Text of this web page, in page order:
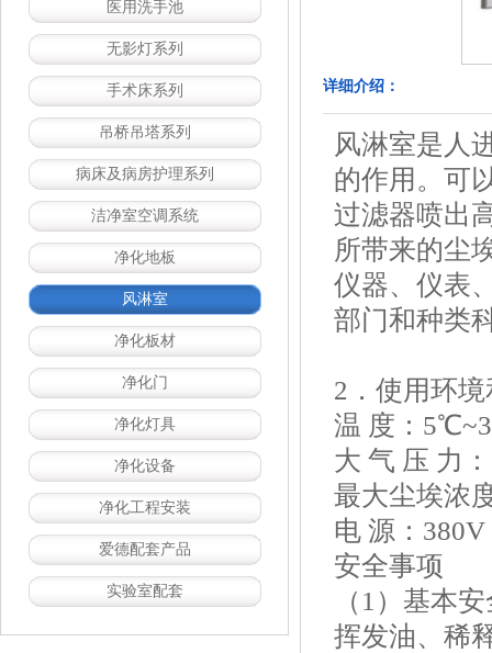
医用洗手池
无影灯系列
手术床系列
吊桥吊塔系列
病床及病房护理系列
洁净室空调系统
净化地板
风淋室
净化板材
净化门
净化灯具
净化设备
净化工程安装
爱德配套产品
实验室配套
详细介绍：
风淋室是人
的作用。可
过滤器喷出
所带来的尘
仪器、仪表
部门和种类
2．使用环
温 度：
大 气 压 力
最大尘埃浓
电 源：
安全事项
（1）基本
挥发油、稀